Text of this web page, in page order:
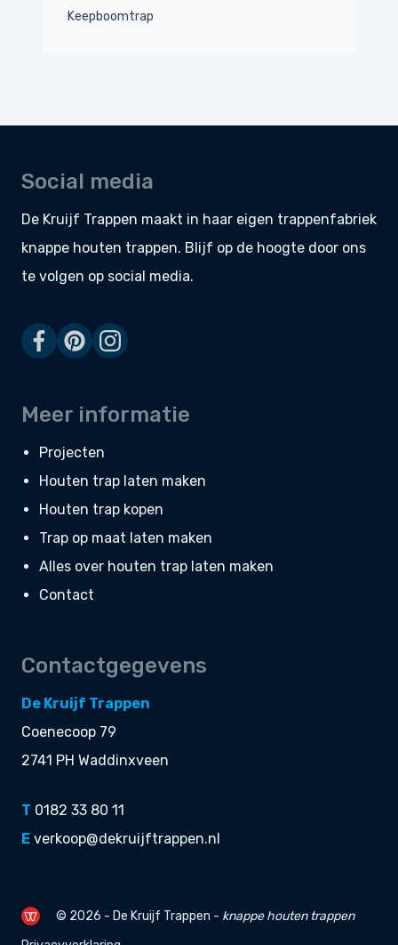
Keepboomtrap
Social media
De Kruijf Trappen maakt in haar eigen trappenfabriek
knappe houten trappen. Blijf op de hoogte door ons
te volgen op social media.
Meer informatie
Projecten
Houten trap laten maken
Houten trap kopen
Trap op maat laten maken
Alles over houten trap laten maken
Contact
Contactgegevens
De Kruijf Trappen
Coenecoop 79
2741 PH Waddinxveen
T 0182 33 80 11
E verkoop@dekruijftrappen.nl
© 2026 - De Kruijf Trappen - knappehouten trappen